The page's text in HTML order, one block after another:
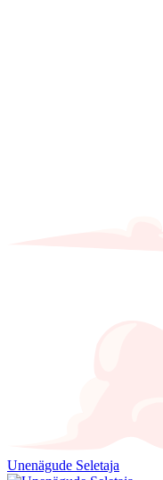
Unenägude Seletaja